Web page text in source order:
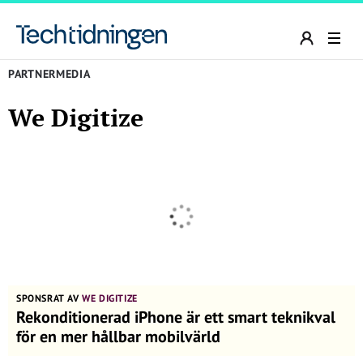
PARTNERMEDIA
We Digitize
SPONSRAT AVWE DIGITIZE
Rekonditionerad iPhone är ett smart teknikval
för en mer hållbar mobilvärld